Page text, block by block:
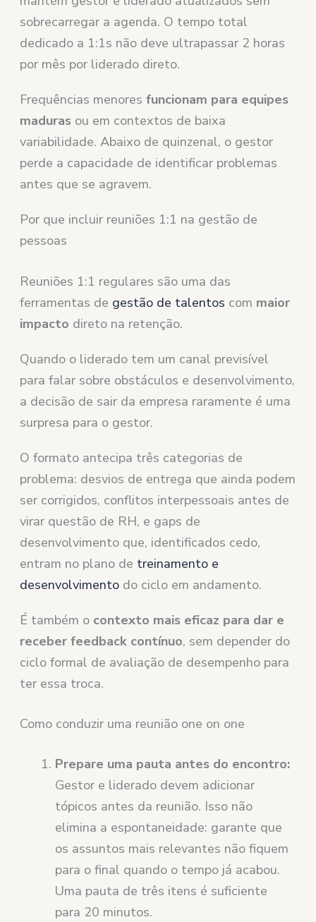
sobrecarregar a agenda. O tempo total
dedicado a 1:1s não deve ultrapassar 2 horas
por mês por liderado direto.
Frequências menoresfuncionam para equipes
maduras ou em contextos de baixa
variabilidade. Abaixo de quinzenal, o gestor
perde a capacidade de identificar problemas
antes que se agravem.
Por que incluir reuniões 1:1 na gestão de
pessoas
Reuniões 1:1 regulares são uma das
ferramentas de gestão de talentos com maior
impacto direto na retenção.
Quando o liderado tem um canal previsível
para falar sobre obstáculos e desenvolvimento,
a decisão de sair da empresa raramente é uma
surpresa para o gestor.
O formato antecipa três categorias de
problema: desvios de entrega que ainda podem
ser corrigidos, conflitos interpessoais antes de
virar questão de RH, e gaps de
desenvolvimento que, identificados cedo,
entram no plano de treinamento e
desenvolvimento do ciclo em andamento.
É também o contexto mais eficaz para dar e
receber feedback contínuo, sem depender do
ciclo formal de avaliação de desempenho para
ter essa troca.
Como conduzir uma reunião one on one
Prepare uma pauta antes do encontro:
Gestor e liderado devem adicionar
tópicos antes da reunião. Isso não
elimina a espontaneidade: garante que
os assuntos mais relevantes não fiquem
para o final quando o tempo já acabou.
Uma pauta de três itens é suficiente
para 20 minutos.